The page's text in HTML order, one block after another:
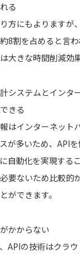
る
方にもよりますが
8割を占めると言わ
大きな時間削減効
システムとインタ
きる
はインターネット
が多いため、API
自動化を実現する
要ないため比較的
ができます。
かからない
APIの技術はクラ